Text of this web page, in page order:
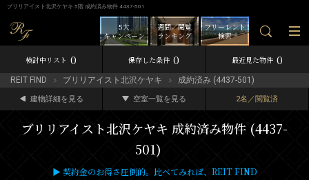
ブリリアイスト北沢ケヤキ 5階 成約済み物件 4437-501
フリーレント
検索
週間／閲覧
ランキング
5大
キャンペーン
検討中リスト 0 保存した条件 0 最近見た物件 0
REIT FIND ブリリアイスト北沢ケヤキ 成約済み (4437-501)
建物詳細を見る 空室一覧を見る 2名／閲覧済
ブリリアイスト北沢ケヤキ 成約済み物件 (4437-
501)
▶ 契約金のお得さ圧倒的。比べてみれば、REIT FIND